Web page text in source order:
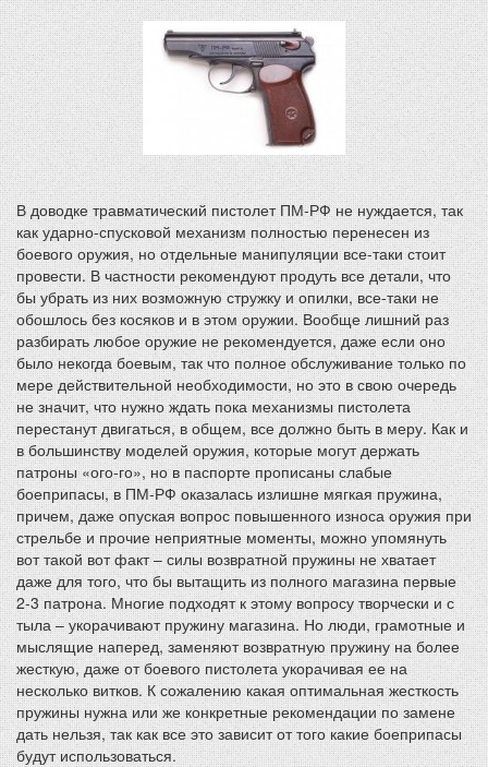
В доводке травматический пистолет ПМ-РФ не нуждается, так
как ударно-спусковой механизм полностью перенесен из
боевого оружия, но отдельные манипуляции все-таки стоит
провести. В частности рекомендуют продуть все детали, что
бы убрать из них возможную стружку и опилки, все-таки не
обошлось без косяков и в этом оружии. Вообще лишний раз
разбирать любое оружие не рекомендуется, даже если оно
было некогда боевым, так что полное обслуживание только по
мере действительной необходимости, но это в свою очередь
не значит, что нужно ждать пока механизмы пистолета
перестанут двигаться, в общем, все должно быть в меру. Как и
в большинству моделей оружия, которые могут держать
патроны «ого-го», но в паспорте прописаны слабые
боеприпасы, в ПМ-РФ оказалась излишне мягкая пружина,
причем, даже опуская вопрос повышенного износа оружия при
стрельбе и прочие неприятные моменты, можно упомянуть
вот такой вот факт – силы возвратной пружины не хватает
даже для того, что бы вытащить из полного магазина первые
2-3 патрона. Многие подходят к этому вопросу творчески и с
тыла – укорачивают пружину магазина. Но люди, грамотные и
мыслящие наперед, заменяют возвратную пружину на более
жесткую, даже от боевого пистолета укорачивая ее на
несколько витков. К сожалению какая оптимальная жесткость
пружины нужна или же конкретные рекомендации по замене
дать нельзя, так как все это зависит от того какие боеприпасы
будут использоваться.